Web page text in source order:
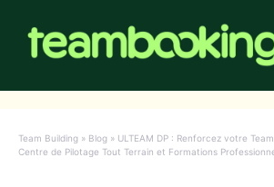
contenu
Team Building » Blog » ULTEAM DP : Renforcez votre
Centre de Pilotage Tout Terrain et Formations